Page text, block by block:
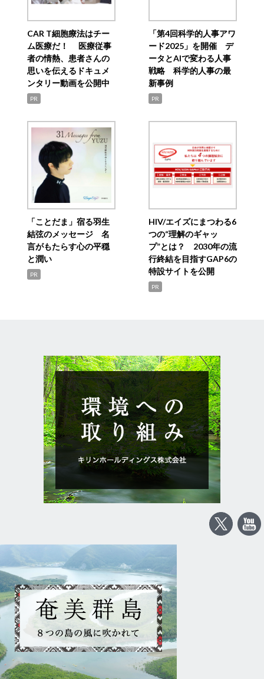
CAR T細胞療法はチー
ム医療だ！ 医療従事
者の情熱、患者さんの
思いを伝えるドキュメ
ンタリー動画を公開中
PR
「第4回科学的人事アワ
ード2025」を開催 デ
ータとAIで変わる人事
戦略 科学的人事の最
新事例
PR
「ことだま」宿る羽生
結弦のメッセージ 名
言がもたらす心の平穏
と潤い
PR
HIV/エイズにまつわる6
つの“理解のギャッ
プ”とは？ 2030年の流
行終結を目指すGAP6の
特設サイトを公開
PR